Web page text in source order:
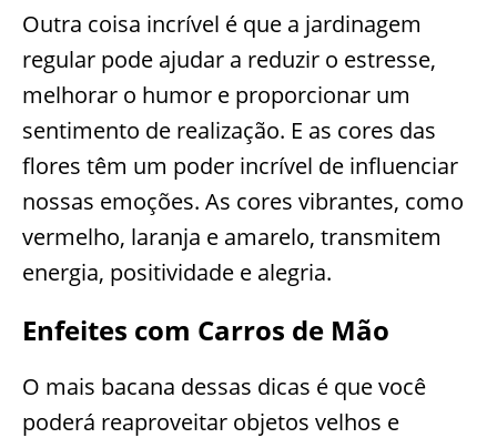
Outra coisa incrível é que a jardinagem
regular pode ajudar a reduzir o estresse,
melhorar o humor e proporcionar um
sentimento de realização. E as cores das
flores têm um poder incrível de influenciar
nossas emoções. As cores vibrantes, como
vermelho, laranja e amarelo, transmitem
energia, positividade e alegria.
Enfeites com Carros de Mão
O mais bacana dessas dicas é que você
poderá reaproveitar objetos velhos e